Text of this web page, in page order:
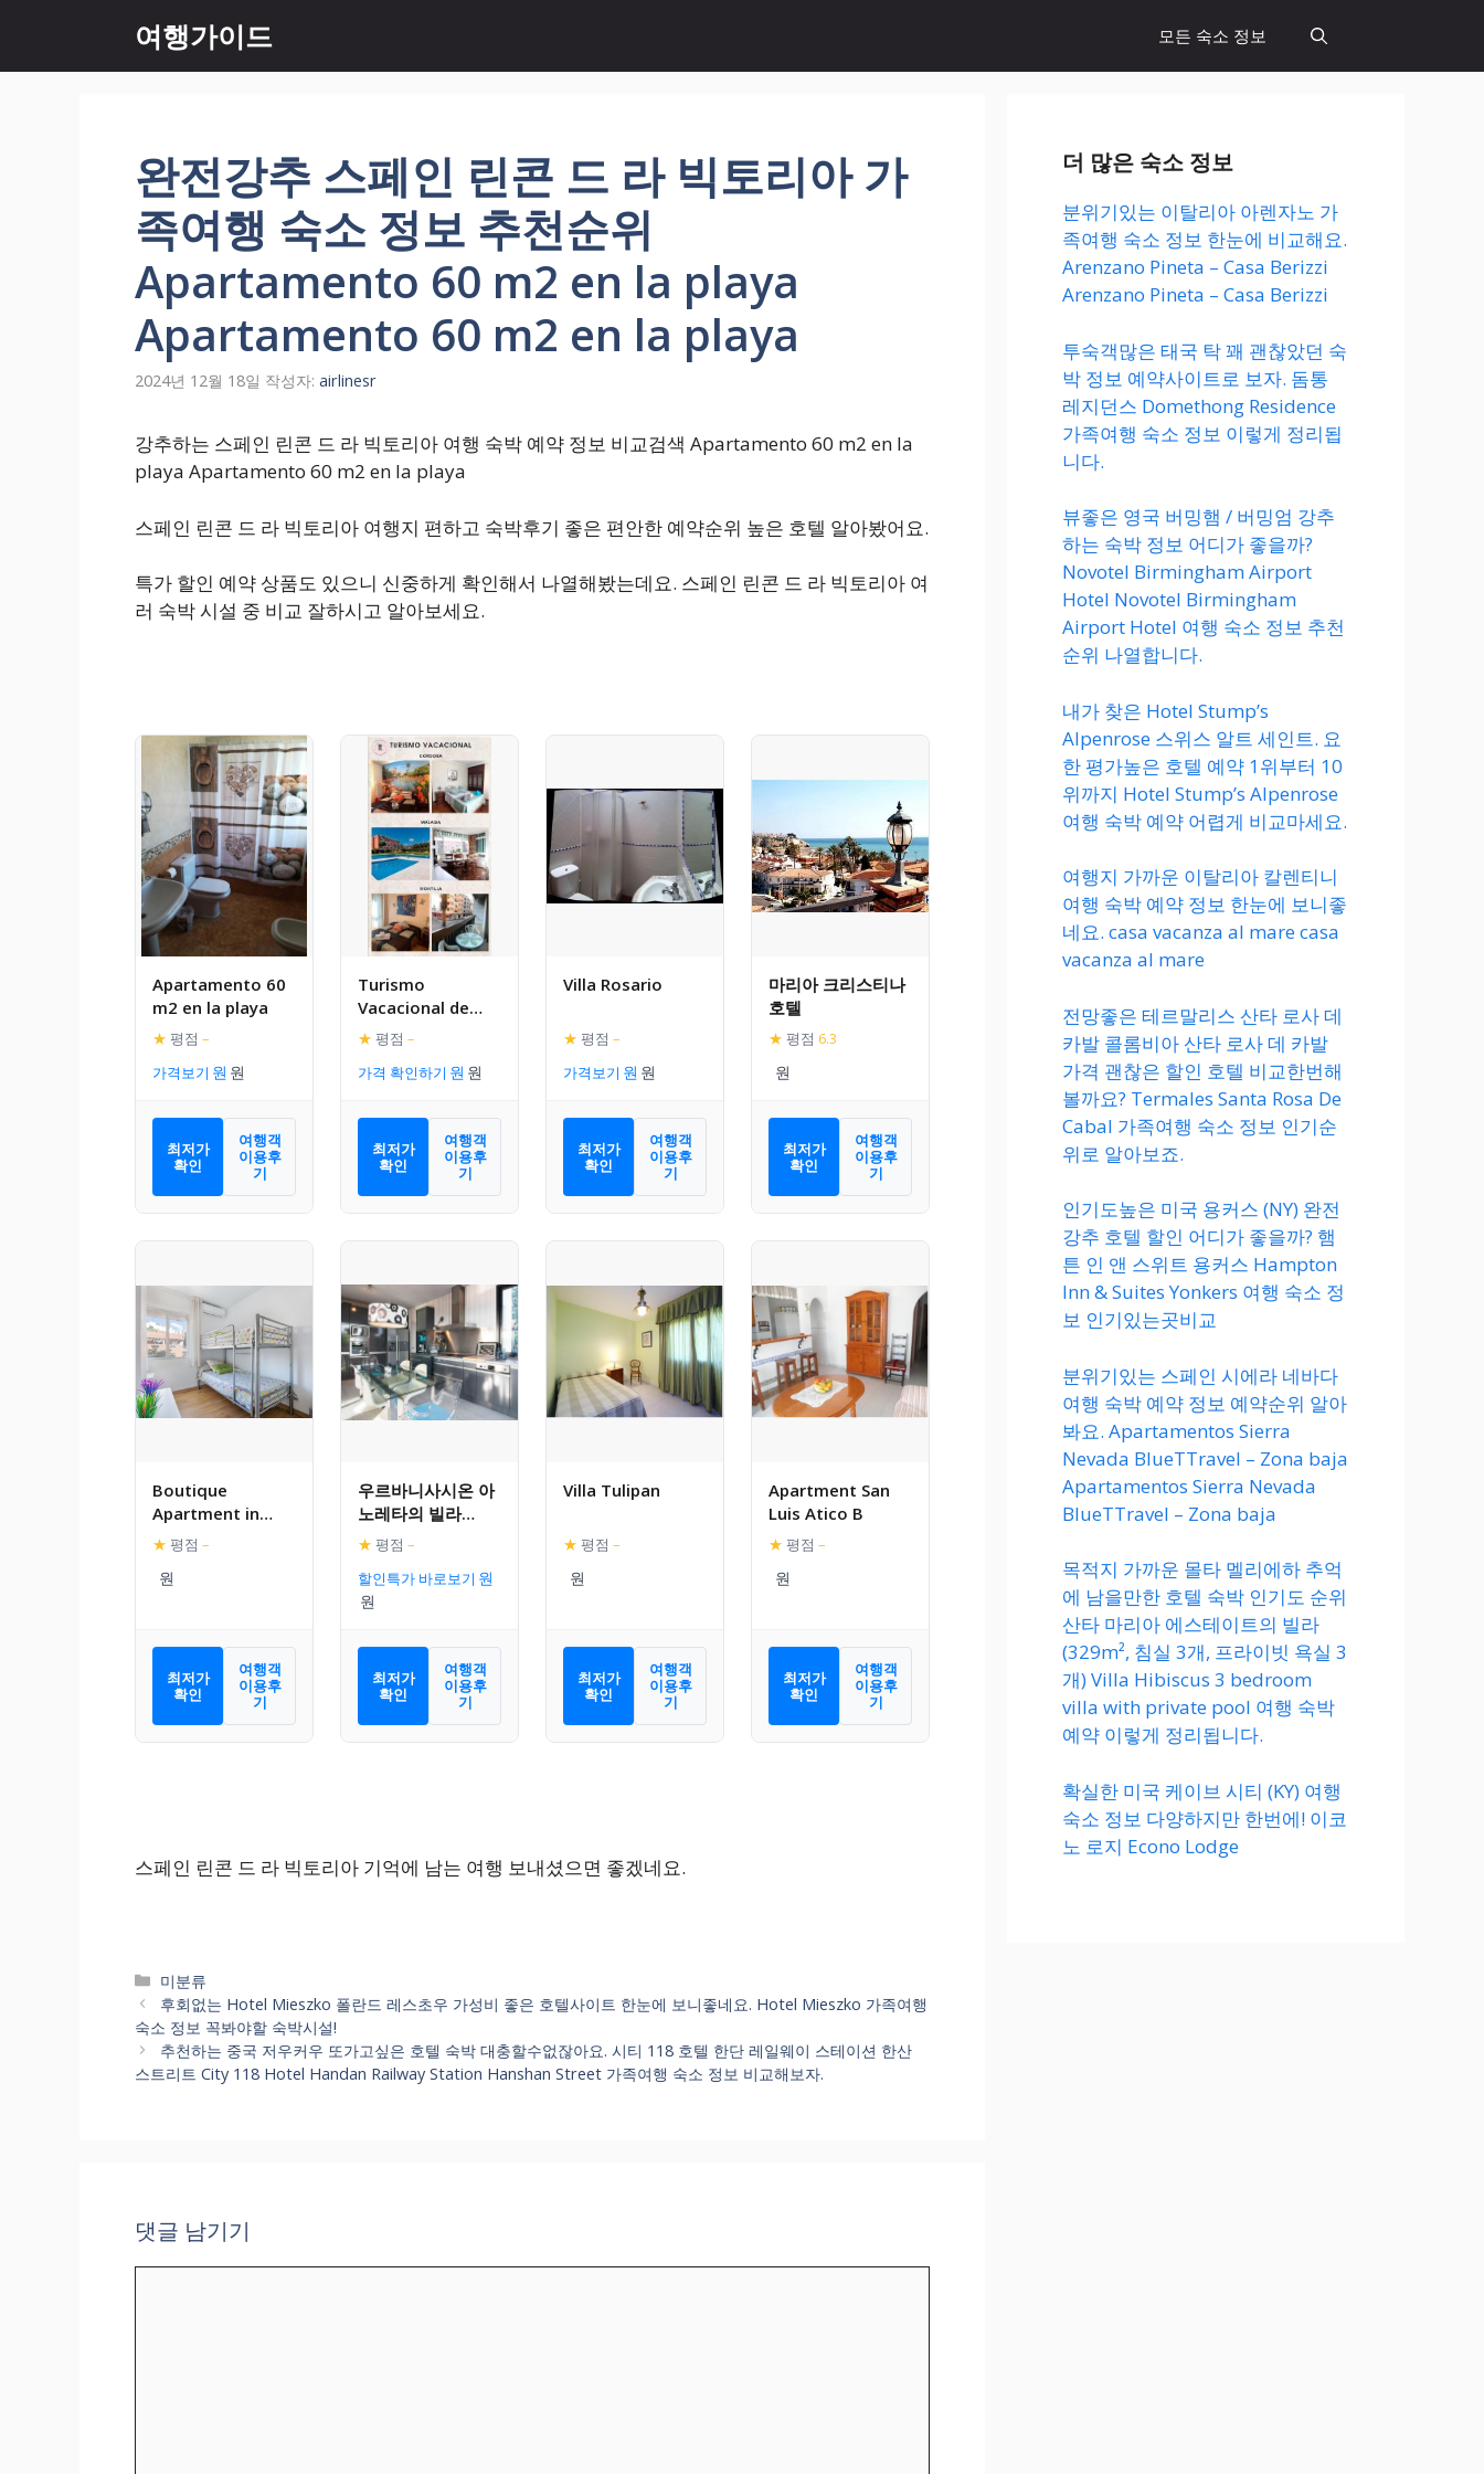
츠
여행가이드 모든 숙소 정보
완전강추 스페인 린콘 드 라 빅토리아 가
족여행 숙소 정보 추천순위
Apartamento 60 m2 en la playa
Apartamento 60 m2 en la playa
2024년 12월 18일 작성자: airlinesr
강추하는 스페인 린콘 드 라 빅토리아 여행 숙박 예약 정보 비교검색 Apartamento 60 m2 en la
playa Apartamento 60 m2 en la playa
스페인 린콘 드 라 빅토리아 여행지 편하고 숙박후기 좋은 편안한 예약순위 높은 호텔 알아봤어요.
특가 할인 예약 상품도 있으니 신중하게 확인해서 나열해봤는데요. 스페인 린콘 드 라 빅토리아 여
러 숙박 시설 중 비교 잘하시고 알아보세요.
Apartamento 60
m2 en la playa
★ 평점 –
가격보기
최저가
확인
여행객
이용후
기
Turismo
Vacacional de
Lujo ttluga -
★ 평점 –
가격 확인하기
최저가
확인
여행객
이용후
기
Villa Rosario
★ 평점 –
가격보기
최저가
확인
여행객
이용후
기
마리아 크리스티나
호텔
★ 평점 6.3
최저가
확인
여행객
이용후
기
Boutique
Apartment in
Rincon de la
Terrace
★ 평점 –
최저가
확인
여행객
이용후
기
우르바니사시온 아
노레타의 빌라
(210m², 침실 4개,
★ 평점 –
할인특가 바로보기
최저가
확인
여행객
이용후
기
Villa Tulipan
★ 평점 –
최저가
확인
여행객
이용후
기
Apartment San
Luis Atico B
★ 평점 –
최저가
확인
여행객
이용후
기
스페인 린콘 드 라 빅토리아 기억에 남는 여행 보내셨으면 좋겠네요.
카
테
고
리
미분류
후회없는 Hotel Mieszko 폴란드 레스초우 가성비 좋은 호텔사이트 한눈에 보니좋네요. Hotel Mieszko 가족여행
숙소 정보 꼭봐야할 숙박시설!
추천하는 중국 저우커우 또가고싶은 호텔 숙박 대충할수없잖아요. 시티 118 호텔 한단 레일웨이 스테이션 한산
스트리트 City 118 Hotel Handan Railway Station Hanshan Street 가족여행 숙소 정보 비교해보자.
댓글 남기기
더 많은 숙소 정보
분위기있는 이탈리아 아렌자노 가
족여행 숙소 정보 한눈에 비교해요.
Arenzano Pineta – Casa Berizzi
Arenzano Pineta – Casa Berizzi
투숙객많은 태국 탁 꽤 괜찮았던 숙
박 정보 예약사이트로 보자. 돔통
레지던스 Domethong Residence
가족여행 숙소 정보 이렇게 정리됩
니다.
뷰좋은 영국 버밍햄 / 버밍엄 강추
하는 숙박 정보 어디가 좋을까?
Novotel Birmingham Airport
Hotel Novotel Birmingham
Airport Hotel 여행 숙소 정보 추천
순위 나열합니다.
내가 찾은 Hotel Stump’s
Alpenrose 스위스 알트 세인트. 요
한 평가높은 호텔 예약 1위부터 10
위까지 Hotel Stump’s Alpenrose
여행 숙박 예약 어렵게 비교마세요.
여행지 가까운 이탈리아 칼렌티니
여행 숙박 예약 정보 한눈에 보니좋
네요. casa vacanza al mare casa
vacanza al mare
전망좋은 테르말리스 산타 로사 데
카발 콜롬비아 산타 로사 데 카발
가격 괜찮은 할인 호텔 비교한번해
볼까요? Termales Santa Rosa De
Cabal 가족여행 숙소 정보 인기순
위로 알아보죠.
인기도높은 미국 용커스 (NY) 완전
강추 호텔 할인 어디가 좋을까? 햄
튼 인 앤 스위트 용커스 Hampton
Inn & Suites Yonkers 여행 숙소 정
보 인기있는곳비교
분위기있는 스페인 시에라 네바다
여행 숙박 예약 정보 예약순위 알아
봐요. Apartamentos Sierra
Nevada BlueTTravel – Zona baja
Apartamentos Sierra Nevada
BlueTTravel – Zona baja
목적지 가까운 몰타 멜리에하 추억
에 남을만한 호텔 숙박 인기도 순위
산타 마리아 에스테이트의 빌라
(329m², 침실 3개, 프라이빗 욕실 3
개) Villa Hibiscus 3 bedroom
villa with private pool 여행 숙박
예약 이렇게 정리됩니다.
확실한 미국 케이브 시티 (KY) 여행
숙소 정보 다양하지만 한번에! 이코
노 로지 Econo Lodge